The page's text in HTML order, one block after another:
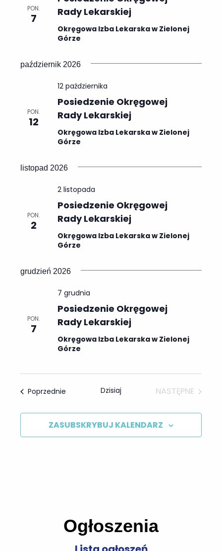
PON.
7
Rady Lekarskiej
Lekarskiej
Okręgowa Izba Lekarska w Zielonej
Górze
październik 2026
PON.
12
Posiedzenie Okręgowej
Rady Lekarskiej
12 października
Rady
Lekarskiej
Okręgowa Izba Lekarska w Zielonej
Górze
listopad 2026
PON.
2
Posiedzenie Okręgowej
Rady Lekarskiej
2 listopada
Rady
Lekarskiej
Okręgowa Izba Lekarska w Zielonej
Górze
grudzień 2026
PON.
7
Posiedzenie Okręgowej
Rady Lekarskiej
7 grudnia
Rady
Lekarskiej
Okręgowa Izba Lekarska w Zielonej
Górze
Poprzednie WydarzeniaDzisiaj
NASTĘPNE
ZASUBSKRYBUJ KALENDARZ
Ogłoszenia